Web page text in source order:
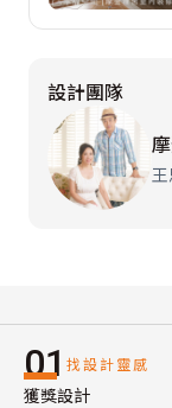
設計團隊
01 找設計靈感
獲獎設計